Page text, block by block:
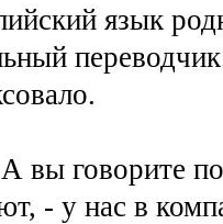
язык
говорите
- у нас в